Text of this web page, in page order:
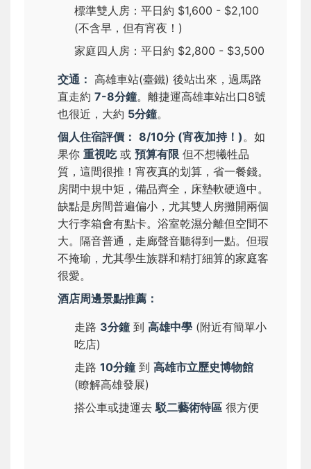
標準雙人房：平日約 $1,600 - $2,100
(不含早，但有宵夜！)
家庭四人房：平日約 $2,800 - $3,500
交通： 高雄車站(臺鐵) 後站出來，過馬路
直走約 7-8分鐘。離捷運高雄車站出口8號
也很近，大約 5分鐘。
個人住宿評價： 8/10分 (宵夜加持！) 。如
果你 重視吃或 預算有限 但不想犧牲品
質，這間很推！宵夜真的划算，省一餐錢。
房間中規中矩，備品齊全，床墊軟硬適中。
缺點是房間普遍偏小，尤其雙人房攤開兩個
大行李箱會有點卡。浴室乾濕分離但空間不
大。隔音普通，走廊聲音聽得到一點。但瑕
不掩瑜，尤其學生族群和精打細算的家庭客
很愛。
酒店周邊景點推薦：
走路 3分鐘到 高雄中學 (附近有簡單小
吃店)
走路 10分鐘到 高雄市立歷史博物館
(瞭解高雄發展)
搭公車或捷運去 駁二藝術特區 很方便